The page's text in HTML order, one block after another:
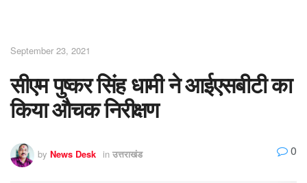
September 23, 2021
सीएम पुष्कर सिंह धामी ने आईएसबीटी का
किया औचक निरीक्षण
by News Desk in उत्तराखंड 0